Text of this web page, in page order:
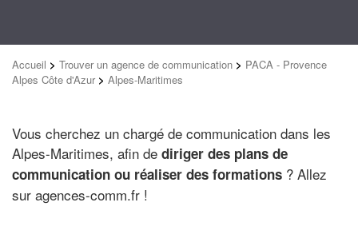
Accueil > Trouver un agence de communication > PACA - Provence
Alpes Côte d'Azur > Alpes-Maritimes
Vous cherchez un chargé de communication dans les
Alpes-Maritimes, afin de diriger des plans de
communication ou réaliser des formations ? Allez
sur agences-comm.fr !